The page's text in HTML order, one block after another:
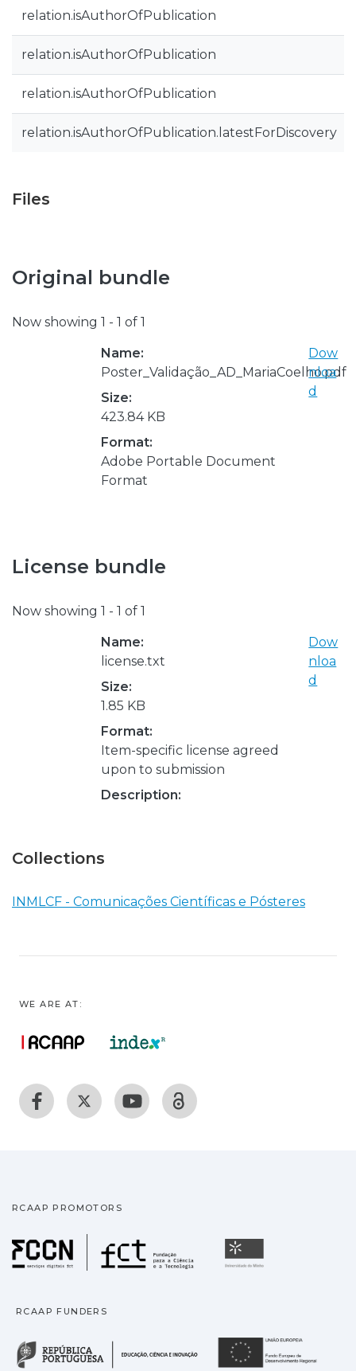
relation.isAuthorOfPublication
relation.isAuthorOfPublication
relation.isAuthorOfPublication
relation.isAuthorOfPublication.latestForDiscovery
Files
Original bundle
Now showing 1 - 1 of 1
Name:
Poster_Validação_AD_MariaCoelho.pdf
Size:
423.84 KB
Format:
Adobe Portable Document
Format
Dow
nloa
d
License bundle
Now showing 1 - 1 of 1
Name:
license.txt
Size:
1.85 KB
Format:
Item-specific license agreed
upon to submission
Description:
Dow
nloa
d
Collections
INMLCF - Comunicações Científicas e Pósteres
WE ARE AT:
RCAAP PROMOTORS
Fundação para a
RCAAP FUNDERS
República Portuguesa